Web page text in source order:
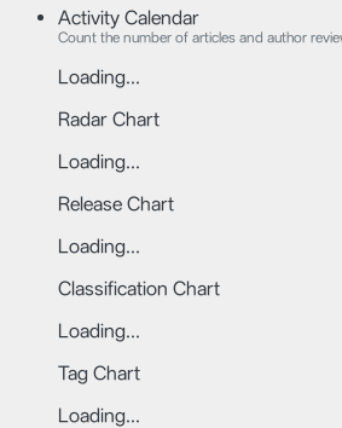
Activity Calendar
Count the number of articles and author
Loading...
Radar Chart
Loading...
Release Chart
Loading...
Classification Chart
Loading...
Tag Chart
Loading...